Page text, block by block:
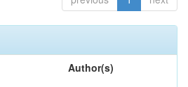
Author(s)